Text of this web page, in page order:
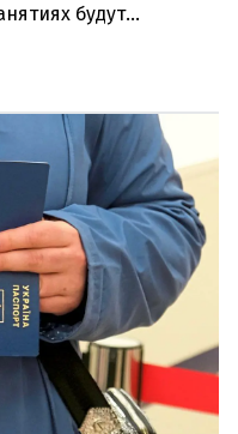
будут
про